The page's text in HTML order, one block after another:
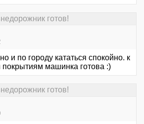
готов!
и по городу кататься спокойно. к
машинка готова :)
готов!